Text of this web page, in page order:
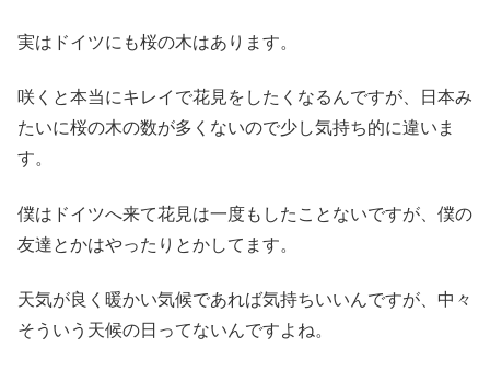
実はドイツにも桜の木はあります。
咲くと本当にキレイで花見をしたくなるんですが、日本み
たいに桜の木の数が多くないので少し気持ち的に違いま
す。
僕はドイツへ来て花見は一度もしたことないですが、僕の
友達とかはやったりとかしてます。
天気が良く暖かい気候であれば気持ちいいんですが、中々
そういう天候の日ってないんですよね。